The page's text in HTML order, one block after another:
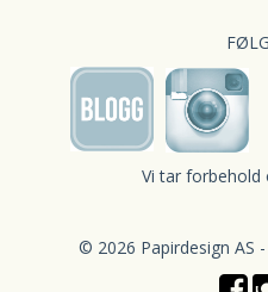
Vi tar forbehold
© 2026 Papirdesign AS